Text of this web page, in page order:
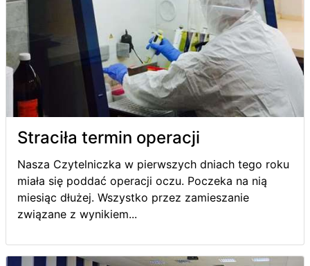
Straciła termin operacji
Nasza Czytelniczka w pierwszych dniach tego roku
miała się poddać operacji oczu. Poczeka na nią
miesiąc dłużej. Wszystko przez zamieszanie
związane z wynikiem...